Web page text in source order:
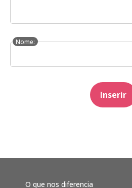
Nome:
Inserir
O que nos diferencia